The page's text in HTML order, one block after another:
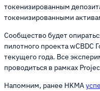
токенизированным
токенизированными
Сообщество будет
пилотного проекта wCBDC
текущего года. Все
проводиться в рамках
Напомним, ранее HKMA